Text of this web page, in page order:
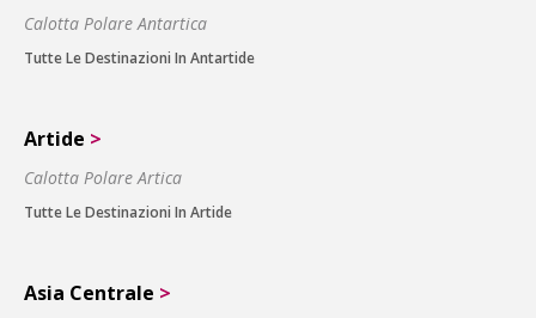
Calotta Polare Antartica
Tutte Le Destinazioni In Antartide
Artide >
Calotta Polare Artica
Tutte Le Destinazioni In Artide
Asia Centrale >